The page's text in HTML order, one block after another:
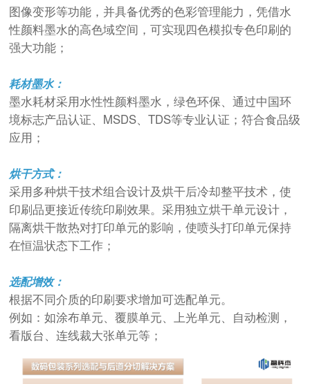
图像变形等功能，并具备优秀的色彩管理能力，凭借水
性颜料墨水的高色域空间，可实现四色模拟专色印刷的
强大功能；
耗材墨水：
墨水耗材采用水性性颜料墨水，绿色环保、通过中国环
境标志产品认证、MSDS、TDS等专业认证；符合食品级
应用；
烘干方式：
采用多种烘干技术组合设计及烘干后冷却整平技术，使
印刷品更接近传统印刷效果。采用独立烘干单元设计，
隔离烘干散热对打印单元的影响，使喷头打印单元保持
在恒温状态下工作；
选配增效：
根据不同介质的印刷要求增加可选配单元。
例如：如涂布单元、覆膜单元、上光单元、自动检测，
看版台、连线裁大张单元等；